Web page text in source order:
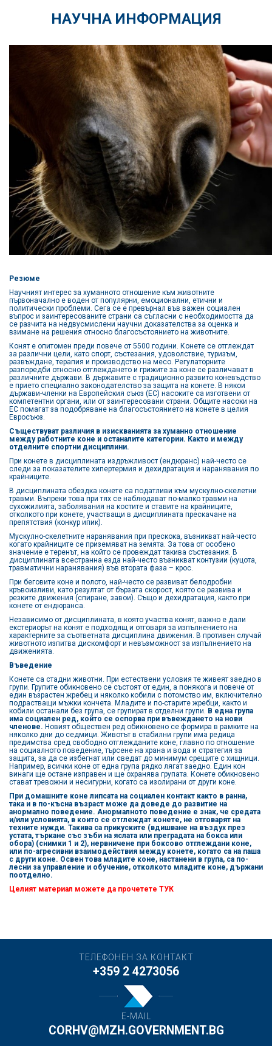
НАУЧНА ИНФОРМАЦИЯ
Резюме
Научният интерес за хуманното отношение към животните
първоначално е воден от популярни, емоционални, етични и
политически проблеми. Сега се е превърнал във важен социален
въпрос и заинтересованите страни са съгласни с необходимостта да
се разчита на недвусмислени научни доказателства за оценка и
взимане на решения относно благосъстоянието на животните.
Конят е опитомен преди повече от 5500 години. Конете се отглеждат
за различни цели, като спорт, състезания, удоволствие, туризъм,
развъждане, терапия и производство на месо. Регулаторните
разпоредби относно отглеждането и грижите за коне се различават в
различните държави. В държавите с традиционно развито коневъдство
е прието специално законодателство за защита на конете. В някои
държави-членки на Европейския съюз (ЕС) насоките са изготвени от
компетентни органи, или от заинтересовани страни. Общите насоки на
ЕС помагат за подобряване на благосъстоянието на конете в целия
Евросъюз.
Съществуват различия в изискванията за хуманно отношение
между работните коне и останалите категории. Както и между
отделните спортни дисциплини.
При конете в дисциплината издръжливост (ендюранс) най-често се
следи за показателите хипертермия и дехидратация и наранявания по
крайниците.
В дисциплината обездка конете са податливи към мускулно-скелетни
травми. Въпреки това при тях се наблюдават по-малко травми на
сухожилията, заболявания на костите и ставите на крайниците,
отколкото при конете, участващи в дисциплината прескачане на
препятствия (конкур ипик).
Мускулно-скелетните наранявания при прескока, възникват най-често
когато крайниците се приземяват на земята. За това от особено
значение е теренът, на който се провеждат такива състезания. В
дисциплината всестранна езда най-често възникват контузии (куцота,
травматични наранявания) във втората фаза – крос.
При беговите коне и полото, най-често се развиват белодробни
кръвоизливи, като резултат от бързата скорост, която се развива и
резките движения (спиране, завои). Също и дехидратация, както при
конете от ендюранса.
Независимо от дисциплината, в която участва конят, важно е дали
екстериорът на конят е подходящ и отговаря за изпълнението на
характерните за съответната дисциплина движения. В противен случай
животното изпитва дискомфорт и невъзможност за изпълнението на
движенията.
Въведение
Конете са стадни животни. При естествени условия те живеят заедно в
групи. Групите обикновено се състоят от един, а понякога и повече от
един възрастен жребец и няколко кобили с потомство им, включително
подрастващи мъжки кончета. Младите и по-старите жребци, както и
кобили останали без група, се групират в отделни групи. В една група
има социален ред, който се оспорва при въвеждането на нови
членове. Новият обществен ред обикновено се формира в рамките на
няколко дни до седмици. Животът в стабилни групи има редица
предимства сред свободно отглежданите коне, главно по отношение
на социалното поведение, търсене на храна и вода и стратегия за
защита, за да се избегнат или сведат до минимум срещите с хищници.
Например, всички коне от една група рядко лягат заедно. Един кон
винаги ще остане изправен и ще охранява групата. Конете обикновено
стават тревожни и несигурни, когато са изолирани от други коне.
При домашните коне липсата на социален контакт както в ранна,
така и в по-късна възраст може да доведе до развитие на
анормално поведение. Анормалното поведение е знак, че средата
и/или условията, в които се отглеждат конете, не отговарят на
техните нужди. Такива са прикуските (вдишване на въздух през
устата, търкане със зъби на яслата или преградата на бокса или
обора) (снимки 1 и 2), нервничене при боксово отглеждани коне,
или по-агресивни взаимодействия между конете, когато са на паша
с други коне. Освен това младите коне, настанени в група, са по-
лесни за управление и обучение, отколкото младите коне, държани
поотделно.
Целият материал можете да прочетете ТУК
ТЕЛЕФОНЕН ЗА КОНТАКТ
+359 2 4273056
E-MAIL
CORHV@MZH.GOVERNMENT.BG